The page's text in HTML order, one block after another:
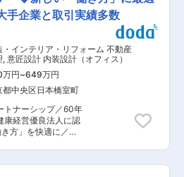
とができます。
制 他部署と連携し
沢山あり、お互い
で自分自身への刺
次への提案につな
そこも当社で働く面
めの自発的な提案
ルインテリアのプロ
成果へのコミットが
間）は問わない』と
づいた働き方で
環境で就業いただく
ンラインツールを
加価値な空間ソリュ
具体的に
、実施設計図・詳
2）社内外の関係者
な実施設計図の作
などの法規チェッ
管理や現場のデザ
と連携して行いま
宿泊施設、医療福祉
ェクト
数十坪のコンパクト
〜数万坪の大規模商
手企業と取引実績多数
・インテリア・リフォーム 不動産
, 意匠設計 内装設計（オフィス）
円~649万円
都中央区日本橋室町
トナーシップ／60年
康経営優良法人に認
方」を快適に／オ
フィス以外にもビル